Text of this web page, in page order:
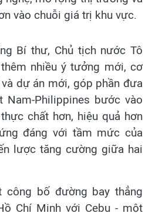
vào chuỗi giá trị khu vực.
Bí thư, Chủ tịch nước Tô
nhiều ý tưởng mới, cơ
dự án mới, góp phần đưa
Nam-Philippines bước vào
chất hơn, hiệu quả hơn
đáng với tầm mức của
lược tăng cường giữa hai
công bố đường bay thẳng
Chí Minh với Cebu - một